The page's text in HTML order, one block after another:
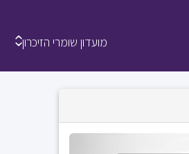
מועדון שומרי הזיכרון